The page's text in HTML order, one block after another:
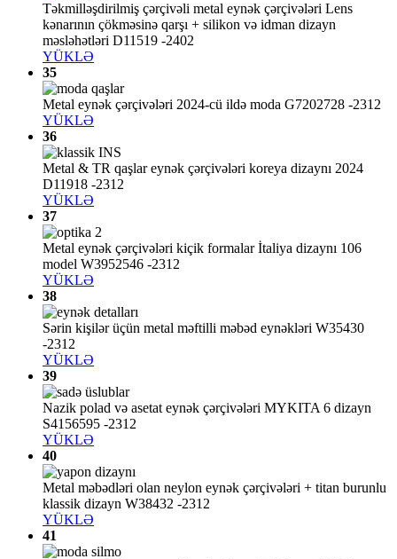
Təkmilləşdirilmiş çərçivəli metal eynək çərçivələri Lens
kənarının çökməsinə qarşı + silikon və idman dizayn
məsləhətləri D11519 -2402
YÜKLƏ
35
Metal eynək çərçivələri 2024-cü ildə moda G7202728 -2312
YÜKLƏ
36
Metal & TR qaşlar eynək çərçivələri koreya dizaynı 2024
D11918 -2312
YÜKLƏ
37
Metal eynək çərçivələri kiçik formalar İtaliya dizaynı 106
model W3952546 -2312
YÜKLƏ
38
Sərin kişilər üçün metal məftilli məbəd eynəkləri W35430
-2312
YÜKLƏ
39
Nazik polad və asetat eynək çərçivələri MYKITA 6 dizayn
S4156595 -2312
YÜKLƏ
40
Metal məbədləri olan neylon eynək çərçivələri + titan burunlu
klassik dizayn W38432 -2312
YÜKLƏ
41